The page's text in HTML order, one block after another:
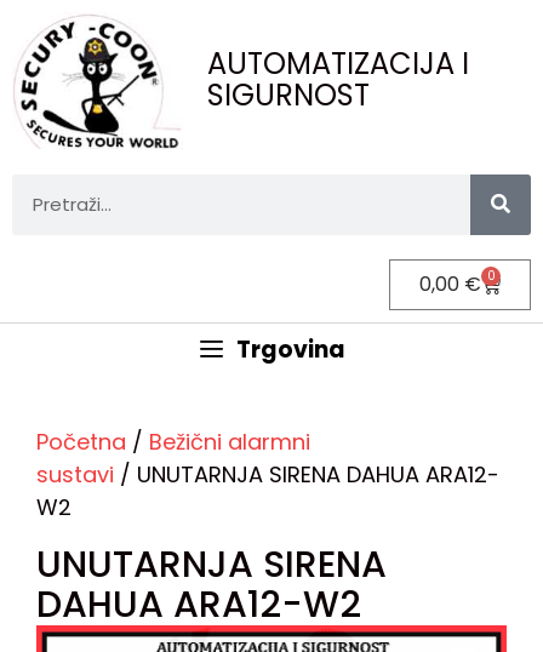
AUTOMATIZACIJA I
SIGURNOST
0,00 € 0
Trgovina
Početna / Bežični alarmni
sustavi / UNUTARNJA SIRENA DAHUA ARA12-
W2
UNUTARNJA SIRENA
DAHUA ARA12-W2